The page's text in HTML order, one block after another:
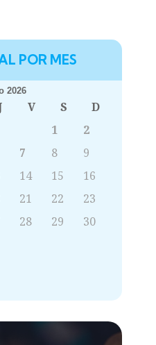
POR MES
2026
V S
D
1
2
7 8
9
14 15
16
21 22
23
28 29
30